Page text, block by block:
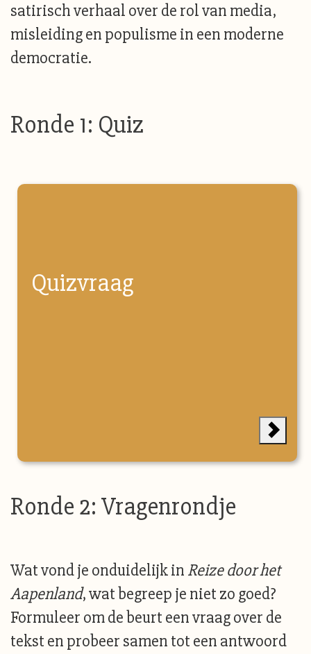
satirisch verhaal over de rol van media,
misleiding en populisme in een moderne
democratie.
Ronde 1: Quiz
Quizvraag
Ronde 2: Vragenrondje
Wat vond je onduidelijk in Reize door het
Aapenland, wat begreep je niet zo goed?
Formuleer om de beurt een vraag over de
tekst en probeer samen tot een antwoord